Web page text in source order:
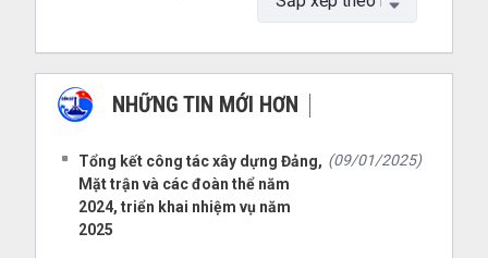
NHỮNG TIN MỚI HƠN
Tổng kết công tác xây dựng Đảng,
Mặt trận và các đoàn thể năm
2024, triển khai nhiệm vụ năm
2025
(09/01/2025)